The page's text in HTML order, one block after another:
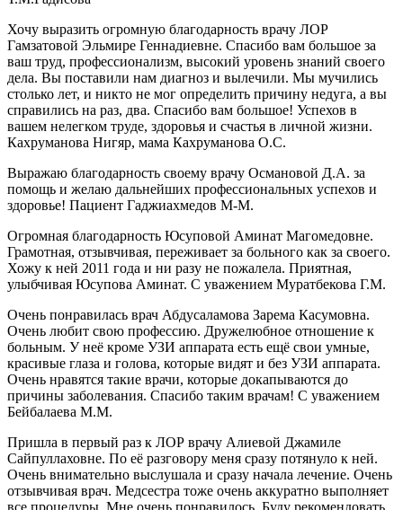
Хочу выразить огромную благодарность врачу ЛОР
Гамзатовой Эльмире Геннадиевне. Спасибо вам большое за
ваш труд, профессионализм, высокий уровень знаний своего
дела. Вы поставили нам диагноз и вылечили. Мы мучились
столько лет, и никто не мог определить причину недуга, а вы
справились на раз, два. Спасибо вам большое! Успехов в
вашем нелегком труде, здоровья и счастья в личной жизни.
Кахруманова Нигяр, мама Кахруманова О.С.
Выражаю благодарность своему врачу Османовой Д.А. за
помощь и желаю дальнейших профессиональных успехов и
здоровье! Пациент Гаджиахмедов М-М.
Огромная благодарность Юсуповой Аминат Магомедовне.
Грамотная, отзывчивая, переживает за больного как за своего.
Хожу к ней 2011 года и ни разу не пожалела. Приятная,
улыбчивая Юсупова Аминат. С уважением Муратбекова Г.М.
Очень понравилась врач Абдусаламова Зарема Касумовна.
Очень любит свою профессию. Дружелюбное отношение к
больным. У неё кроме УЗИ аппарата есть ещё свои умные,
красивые глаза и голова, которые видят и без УЗИ аппарата.
Очень нравятся такие врачи, которые докапываются до
причины заболевания. Спасибо таким врачам! С уважением
Бейбалаева М.М.
Пришла в первый раз к ЛОР врачу Алиевой Джамиле
Сайпуллаховне. По её разговору меня сразу потянуло к ней.
Очень внимательно выслушала и сразу начала лечение. Очень
отзывчивая врач. Медсестра тоже очень аккуратно выполняет
все процедуры. Мне очень понравилось. Буду рекомендовать